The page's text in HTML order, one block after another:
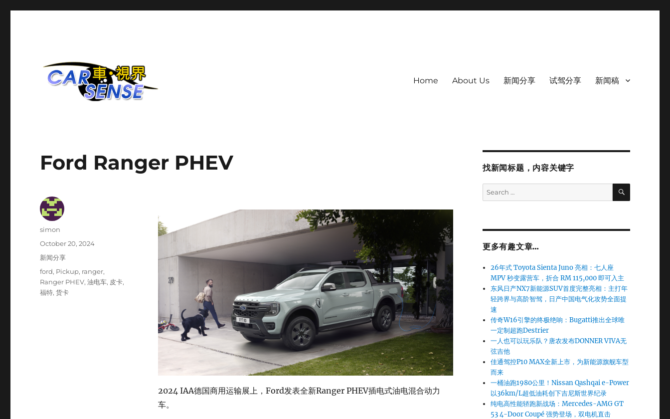
Home About Us 新闻分享 试驾分享 新闻稿
Ford Ranger PHEV
2024 IAA德国商用运输展上，Ford发表全新Ranger PHEV插电式油电混合动力
车。
Author
simon
Posted
on
October 20, 2024
Categories
新闻分享
Tags
ford, Pickup, ranger,
Ranger PHEV,油电车, 皮卡,
福特,货卡
找新闻标题，内容关键字
Search
for:
SEARCH
更多有趣文章…
26年式 Toyota Sienta Juno 亮相：七人座
MPV 秒变露营车，折合 RM 115,000 即可入主
东风日产NX7新能源SUV首度完整亮相：主打年
轻跨界与高阶智驾，日产中国电气化攻势全面提
速
传奇W16引擎的终极绝响：Bugatti推出全球唯
一定制超跑Destrier
一人也可以玩乐队？唐农发布DONNER VIVA无
弦吉他
佳通驾控P10 MAX全新上市，为新能源旗舰车型
而来
一桶油跑1980公里！Nissan Qashqai e-Power
以36km/L超低油耗创下吉尼斯世界纪录
纯电高性能轿跑新战场：Mercedes-AMG GT
53 4-Door Coupé 强势登场，双电机直击